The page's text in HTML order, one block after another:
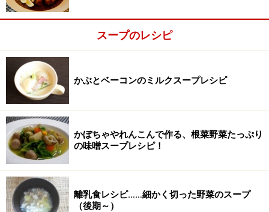
スープのレシピ
かぶとベーコンのミルクスープレシピ
かぼちゃやれんこんで作る、根菜野菜たっぷり
の味噌スープレシピ！
離乳食レシピ……細かく切った野菜のスープ
（後期～）